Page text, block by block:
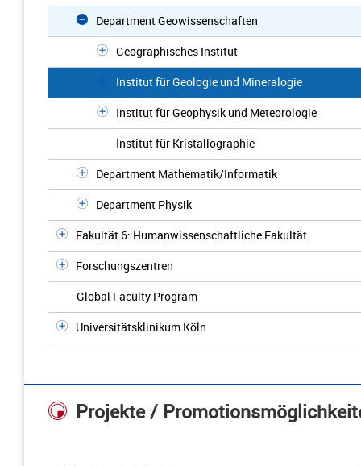
Department Geowissenschaften
Geographisches Institut
Institut für Geologie und Mineralogie
Institut für Geophysik und Meteorologie
Institut für Kristallographie
Department Mathematik/Informatik
Department Physik
Fakultät 6: Humanwissenschaftliche Fakultät
Forschungszentren
Global Faculty Program
Universitätsklinikum Köln
Projekte /